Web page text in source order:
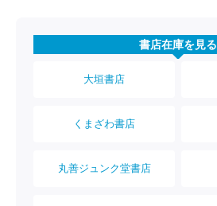
書店在庫を見る
大垣書店
くまざわ書店
丸善ジュンク堂書店